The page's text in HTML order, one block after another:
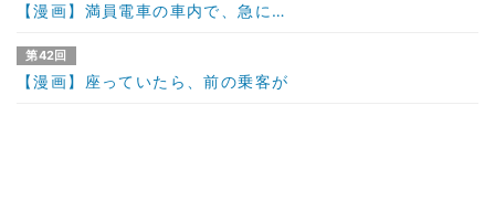
【漫画】満員電車の車内で、急に…
第42回
【漫画】座っていたら、前の乗客が